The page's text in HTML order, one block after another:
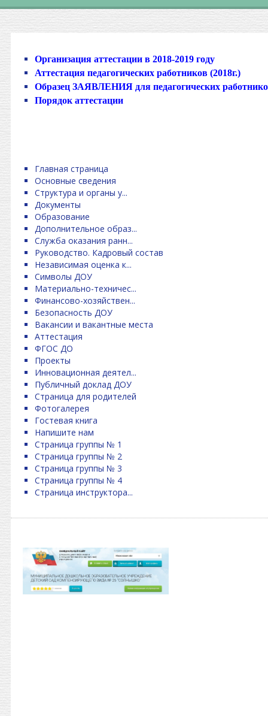
Организация аттестации в 2018-2019 году
Аттестация педагогических работников (2018г.)
Образец ЗАЯВЛЕНИЯ для педагогических
Порядок аттестации
Главная страница
Основные сведения
Структура и органы у...
Документы
Образование
Дополнительное образ...
Служба оказания ранн...
Руководство. Кадровый состав
Независимая оценка к...
Символы ДОУ
Материально-техничес...
Финансово-хозяйствен...
Безопасность ДОУ
Вакансии и вакантные места
Аттестация
ФГОС ДО
Проекты
Инновационная деятел...
Публичный доклад ДОУ
Страница для родителей
Фотогалерея
Гостевая книга
Напишите нам
Страница группы № 1
Страница группы № 2
Страница группы № 3
Страница группы № 4
Страница инструктора...